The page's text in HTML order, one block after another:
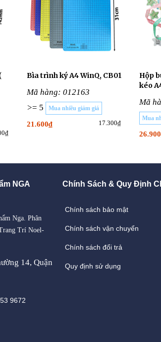
Bìa trình ký A4 WinQ, CB01
Mã hàng: 012163
>= 5
Mua nhiều giảm giá
21.600₫ 17.300₫
Hộp
kéo
Mã
Mua
NGA
Nga. Phân
Trí Noel-
14, Quận
9672
Chính Sách & Quy Định
Chính sách bảo mật
Chính sách vận chuyển
Chính sách đổi trả
Quy định sử dụng